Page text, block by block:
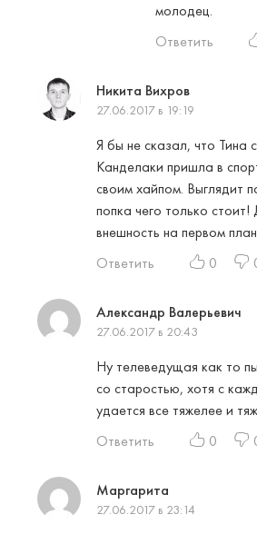
молодец.
Ответить
Никита Вихров
27.06.2017 в 19:19
Я бы не сказал, что Тина
Канделаки пришла в
своим хайпом. Выглядит
попка чего только
внешность на первом
Ответить
0
Александр Валерьевич
27.06.2017 в 20:43
Ну телеведущая как то
со старостью, хотя с
удается все тяжелее и
Ответить
0
Маргарита
27.06.2017 в 23:14